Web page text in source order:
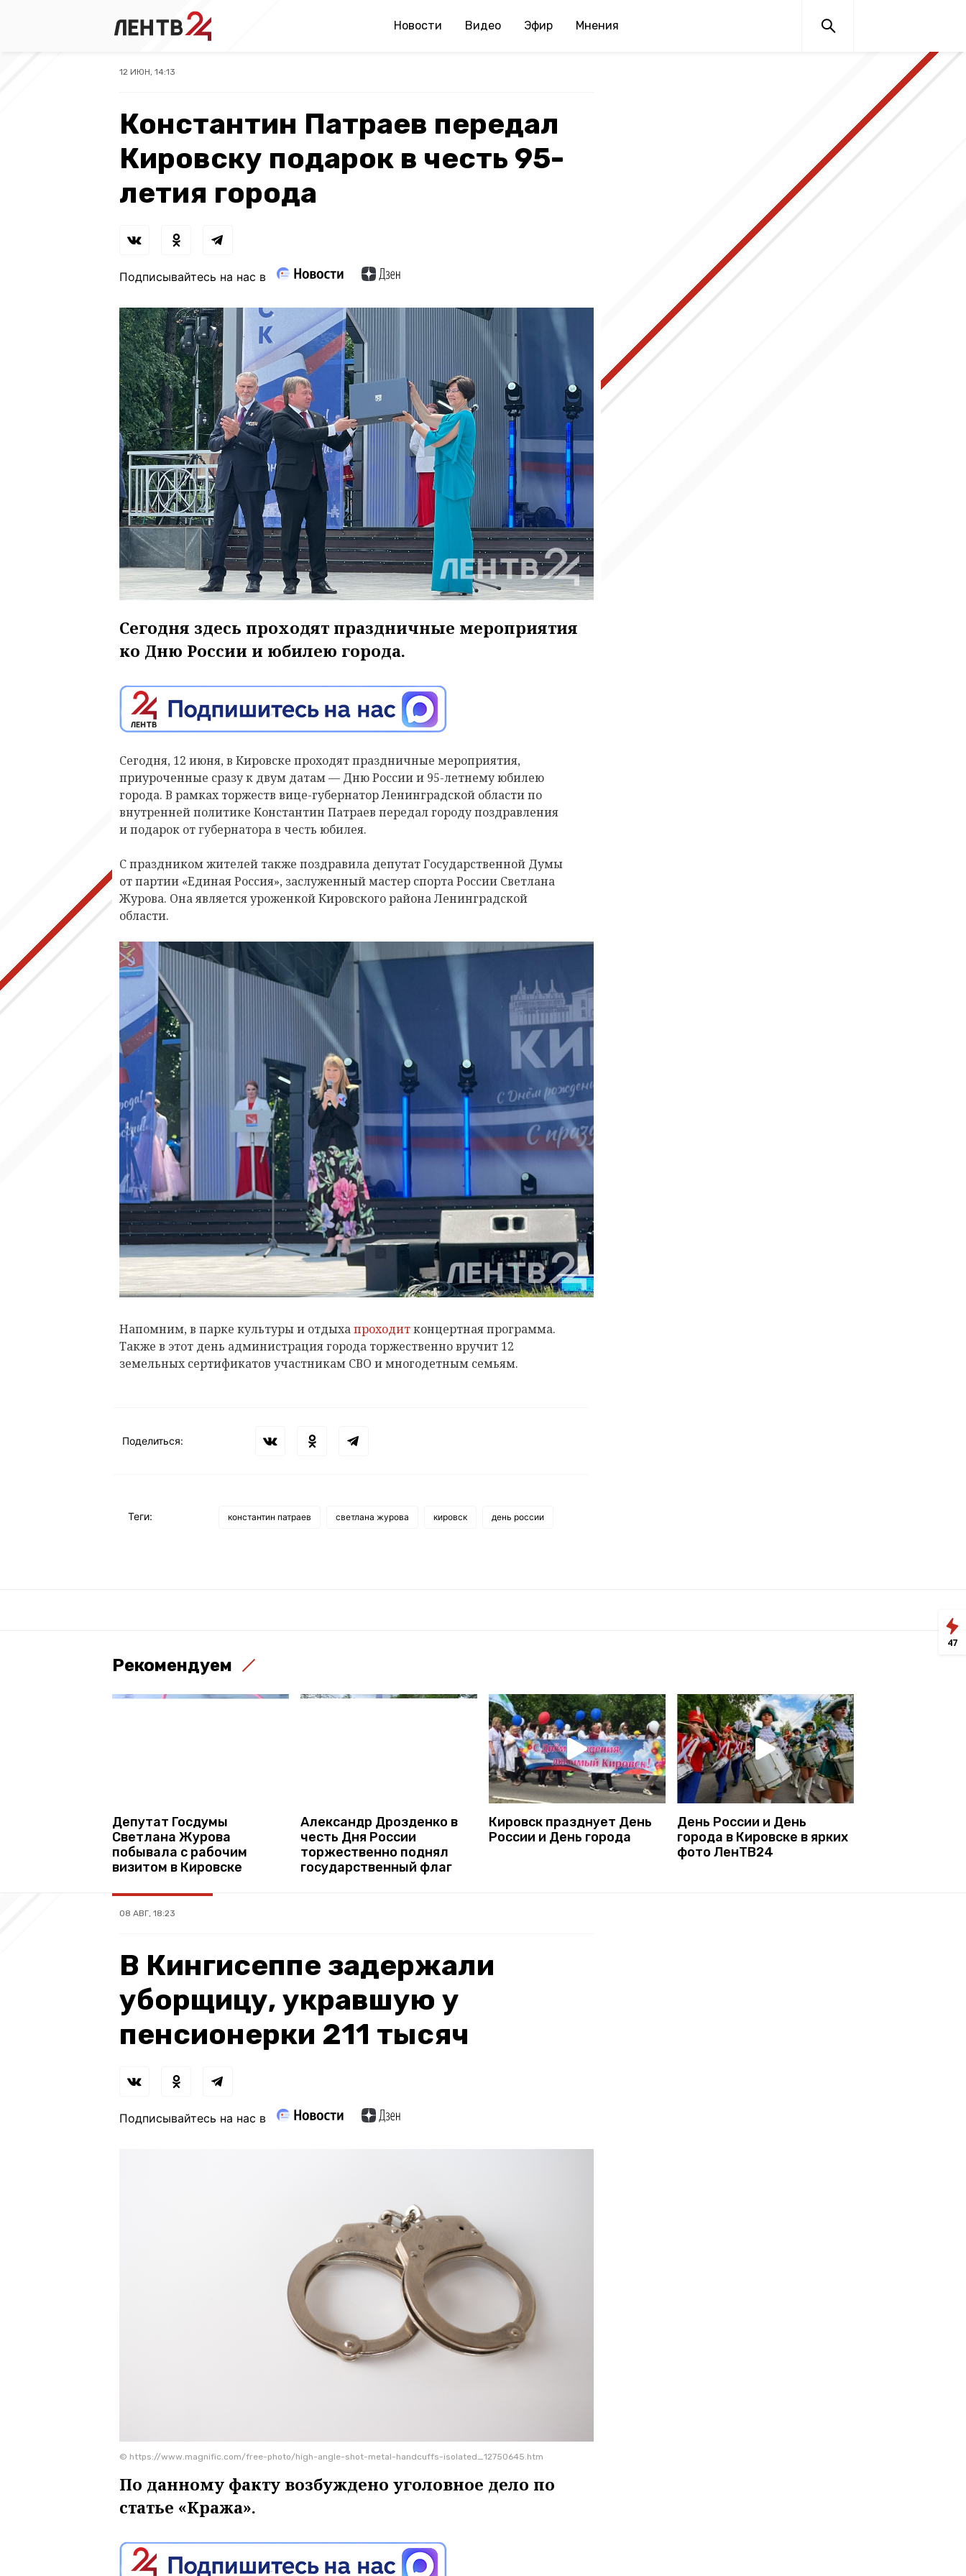
Новости Видео Эфир Мнения
12 ИЮН, 14:13
Константин Патраев передал
Кировску подарок в честь 95-
летия города
Подписывайтесь на нас в
Сегодня здесь проходят праздничные мероприятия
ко Дню России и юбилею города.
Сегодня, 12 июня, в Кировске проходят праздничные мероприятия,
приуроченные сразу к двум датам — Дню России и 95-летнему юбилею
города. В рамках торжеств вице-губернатор Ленинградской области по
внутренней политике Константин Патраев передал городу поздравления
и подарок от губернатора в честь юбилея.
С праздником жителей также поздравила депутат Государственной Думы
от партии «Единая Россия», заслуженный мастер спорта России Светлана
Журова. Она является уроженкой Кировского района Ленинградской
области.
Напомним, в парке культуры и отдыхапроходитконцертная программа.
Также в этот день администрация города торжественно вручит 12
земельных сертификатов участникам СВО и многодетным семьям.
Поделиться:
Теги: константин патраев светлана журова кировск день россии
Рекомендуем
Депутат Госдумы
Светлана Журова
побывала с рабочим
визитом в Кировске
Александр Дрозденко в
честь Дня России
торжественно поднял
государственный флаг
Кировск празднует День
России и День города
День России и День
города в Кировске в ярких
фото ЛенТВ24
08 АВГ, 18:23
В Кингисеппе задержали
уборщицу, укравшую у
пенсионерки 211 тысяч
Подписывайтесь на нас в
© https://www.magnific.com/free-photo/high-angle-shot-metal-handcuffs-isolated_12750645.htm
По данному факту возбуждено уголовное дело по
статье «Кража».
47